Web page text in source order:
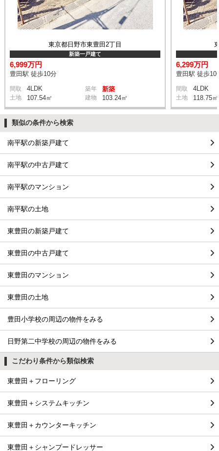
東京都日野市東豊田2丁目
新築一戸建て
6,999万円
豊田駅 徒歩10分
間取 4LDK 築年 新築
土地 107.54㎡ 建物 103.24㎡
6,299万円
豊田駅 徒歩10
間取 4LDK
土地 118.75㎡
類似の条件から検索
南平駅の新築戸建て
南平駅の中古戸建て
南平駅のマンション
南平駅の土地
東豊田の新築戸建て
東豊田の中古戸建て
東豊田のマンション
東豊田の土地
豊田小学校の周辺の物件をみる
日野第二中学校の周辺の物件をみる
こだわり条件から類似検索
東豊田＋フローリング
東豊田＋システムキッチン
東豊田＋カウンターキッチン
東豊田＋シャンプードレッサー